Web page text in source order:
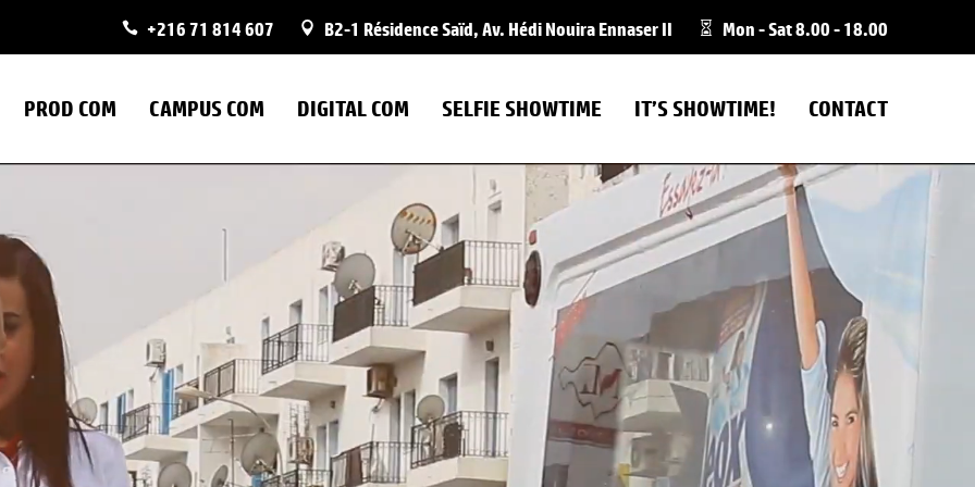
+216 71 814 607 B2-1 Résidence Saïd, Av. Hédi Nouira Ennaser II Mon - Sat 8.00 - 18.00
PROD COM CAMPUS COM DIGITAL COM SELFIE SHOWTIME IT’S SHOWTIME! CONTACT
BOITE À OUTILS DES AGENCES